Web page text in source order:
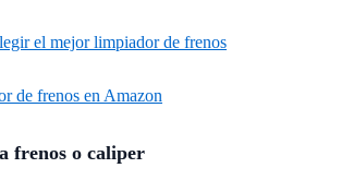
el mejor limpiador de frenos
de frenos en Amazon
frenos o caliper